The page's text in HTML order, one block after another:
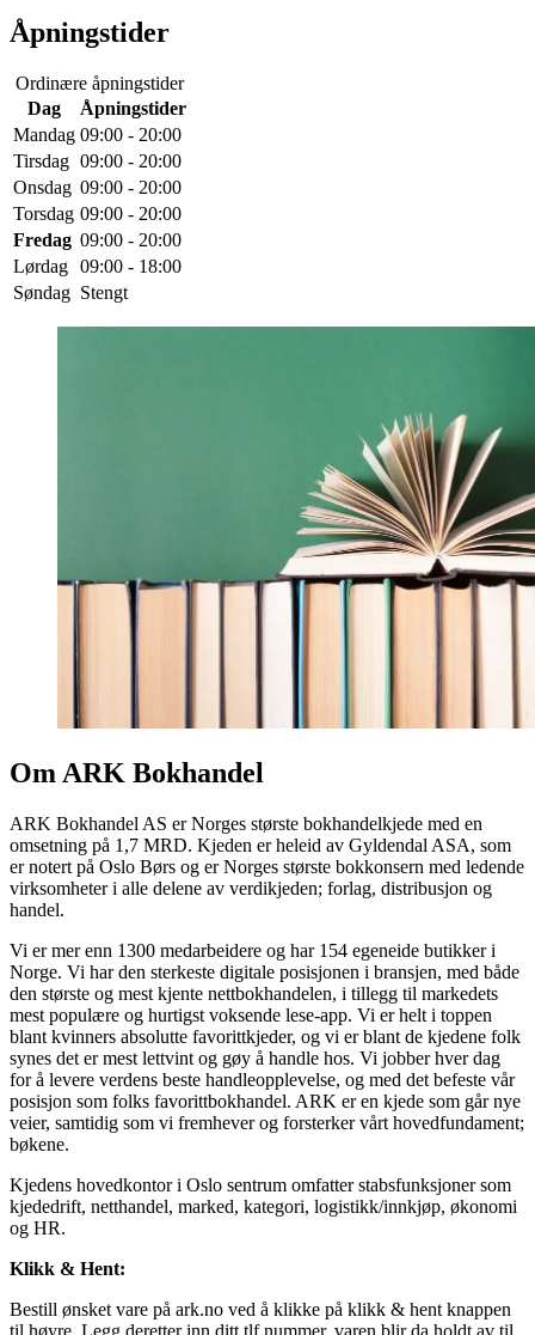
Åpningstider
Ordinære åpningstider
Dag
Åpningstider
Mandag 09:00 - 20:00
Tirsdag 09:00 - 20:00
Onsdag 09:00 - 20:00
Torsdag 09:00 - 20:00
Fredag 09:00 - 20:00
Lørdag 09:00 - 18:00
Søndag Stengt
Om ARK Bokhandel
ARK Bokhandel AS er Norges største bokhandelkjede med en
omsetning på 1,7 MRD. Kjeden er heleid av Gyldendal ASA, som
er notert på Oslo Børs og er Norges største bokkonsern med ledende
virksomheter i alle delene av verdikjeden; forlag, distribusjon og
handel.
Vi er mer enn 1300 medarbeidere og har 154 egeneide butikker i
Norge. Vi har den sterkeste digitale posisjonen i bransjen, med både
den største og mest kjente nettbokhandelen, i tillegg til markedets
mest populære og hurtigst voksende lese-app. Vi er helt i toppen
blant kvinners absolutte favorittkjeder, og vi er blant de kjedene folk
synes det er mest lettvint og gøy å handle hos. Vi jobber hver dag
for å levere verdens beste handleopplevelse, og med det befeste vår
posisjon som folks favorittbokhandel. ARK er en kjede som går nye
veier, samtidig som vi fremhever og forsterker vårt hovedfundament;
bøkene.
Kjedens hovedkontor i Oslo sentrum omfatter stabsfunksjoner som
kjededrift, netthandel, marked, kategori, logistikk/innkjøp, økonomi
og HR.
Klikk & Hent:
Bestill ønsket vare på ark.no ved å klikke på klikk & hent knappen